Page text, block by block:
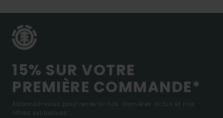
15% SUR VOTRE
PREMIÈRE COMMANDE*
Abonnez-vous pour recevoir nos dernières actus et nos
offres exclusives.